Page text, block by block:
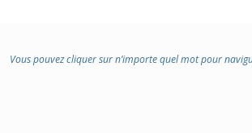
Vous pouvez cliquer sur n’importe quel mot pour